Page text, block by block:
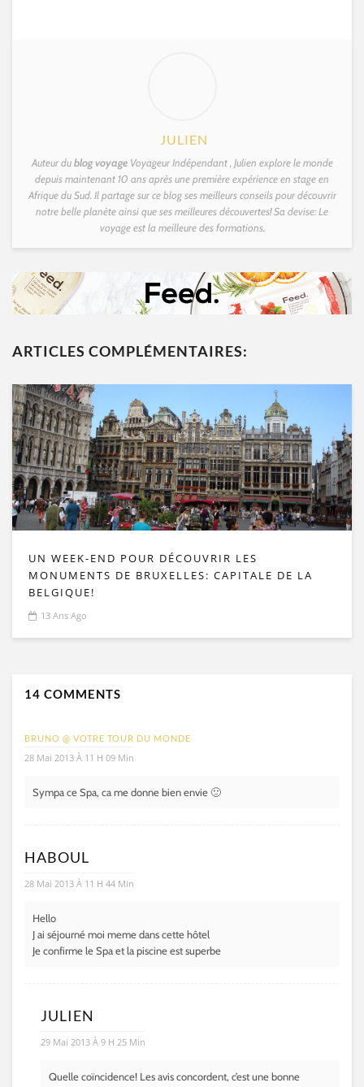
JULIEN
Auteur dublog voyageVoyageur Indépendant , Julien explore le monde
depuis maintenant 10 ans après une première expérience en stage en
Afrique du Sud. Il partage sur ce blog ses meilleurs conseils pour découvrir
notre belle planète ainsi que ses meilleures découvertes! Sa devise: Le
voyage est la meilleure des formations.
ARTICLES COMPLÉMENTAIRES:
UN WEEK-END POUR DÉCOUVRIR LES
MONUMENTS DE BRUXELLES: CAPITALE DE LA
BELGIQUE!
13 Ans Ago
14 COMMENTS
BRUNO @ VOTRE TOUR DU MONDE
28 Mai 2013 À 11 H 09 Min
Sympa ce Spa, ca me donne bien envie 🙂
HABOUL
28 Mai 2013 À 11 H 44 Min
Hello
J ai séjourné moi meme dans cette hôtel
Je confirme le Spa et la piscine est superbe
JULIEN
29 Mai 2013 À 9 H 25 Min
Quelle coïncidence! Les avis concordent, c’est une bonne